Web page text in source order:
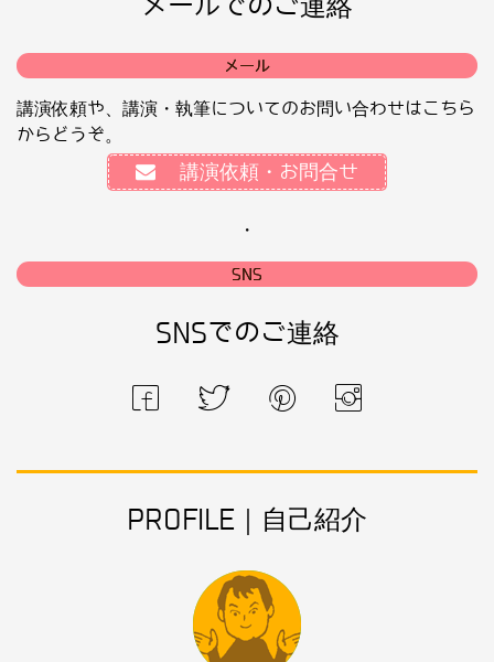
メールでのご連絡
メール
講演依頼や、講演・執筆についてのお問い合わせはこちら
からどうぞ。
講演依頼・お問合せ
・
SNS
SNSでのご連絡
PROFILE｜自己紹介